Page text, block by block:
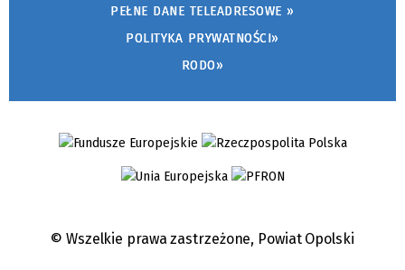
PEŁNE DANE TELEADRESOWE »
POLITYKA PRYWATNOŚCI»
RODO»
© Wszelkie prawa zastrzeżone, Powiat Opolski